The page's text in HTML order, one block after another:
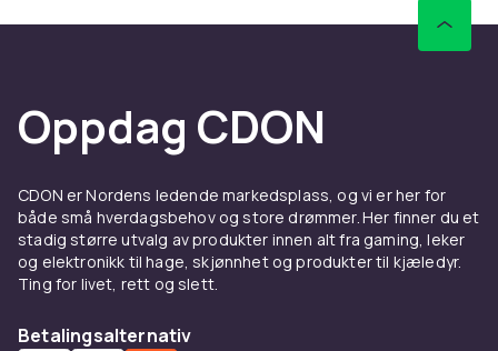
Oppdag CDON
CDON er Nordens ledende markedsplass, og vi er her for
både små hverdagsbehov og store drømmer. Her finner du et
stadig større utvalg av produkter innen alt fra gaming, leker
og elektronikk til hage, skjønnhet og produkter til kjæledyr.
Ting for livet, rett og slett.
Betalingsalternativ